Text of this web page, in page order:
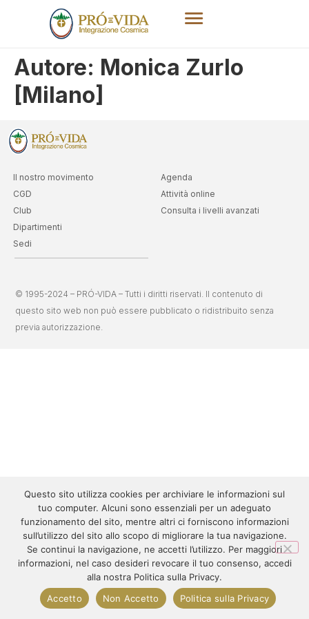
Autore: Monica Zurlo
[Milano]
Il nostro movimento
CGD
Club
Dipartimenti
Sedi
Agenda
Attività online
Consulta i livelli avanzati
© 1995-2024 – PRÓ-VIDA – Tutti i diritti riservati. Il contenuto di
questo sito web non può essere pubblicato o ridistribuito senza
previa autorizzazione.
Questo sito utilizza cookies per archiviare le informazioni sul
tuo computer. Alcuni sono essenziali per un adeguato
funzionamento del sito, mentre altri ci forniscono informazioni
sull’utilizzo del sito allo scopo di migliorare la tua navigazione.
Se continui la navigazione, ne accetti l’utilizzo. Per maggiori
informazioni, nel caso desideri revocare il tuo consenso, accedi
alla nostra Politica sulla Privacy.
Accetto
Non Accetto Politica sulla Privacy